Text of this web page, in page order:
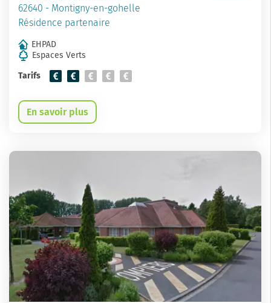
62640 - Montigny-en-gohelle
Résidence partenaire
EHPAD
Espaces Verts
Tarifs
En savoir plus